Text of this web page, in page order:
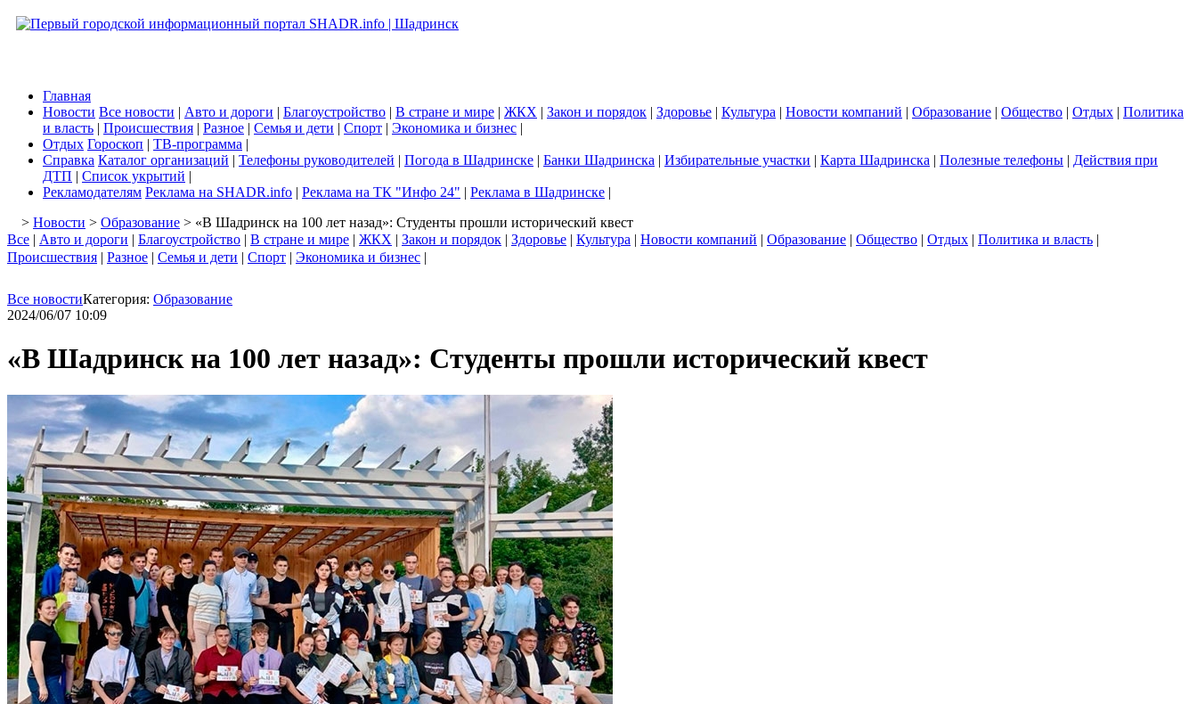
Главная
Новости Все новости | Авто и дороги | Благоустройство | В стране и мире | ЖКХ | Закон и порядок | Здоровье | Культура | Новости компаний | Образование | Общество | Отдых | Политика
и власть | Происшествия | Разное | Семья и дети | Спорт | Экономика и бизнес |
Отдых Гороскоп | ТВ-программа |
Справка Каталог организаций | Телефоны руководителей | Погода в Шадринске | Банки Шадринска | Избирательные участки | Карта Шадринска | Полезные телефоны | Действия при
ДТП | Список укрытий |
Рекламодателям Реклама на SHADR.info | Реклама на ТК "Инфо 24" | Реклама в Шадринске |
> Новости > Образование > «В Шадринск на 100 лет назад»: Студенты прошли исторический квест
Все | Авто и дороги | Благоустройство | В стране и мире | ЖКХ | Закон и порядок | Здоровье | Культура | Новости компаний | Образование | Общество | Отдых | Политика и власть |
Происшествия | Разное | Семья и дети | Спорт | Экономика и бизнес |
Все новостиКатегория: Образование
2024/06/07 10:09
«В Шадринск на 100 лет назад»: Студенты прошли исторический квест